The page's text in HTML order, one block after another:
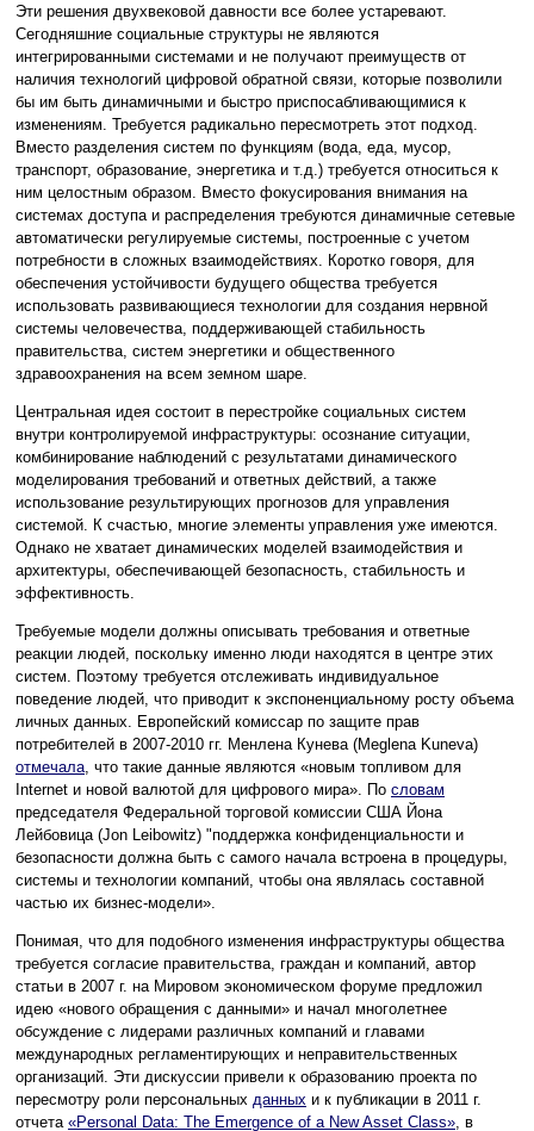
Эти решения двухвековой давности все более устаревают.
Сегодняшние социальные структуры не являются
интегрированными системами и не получают преимуществ от
наличия технологий цифровой обратной связи, которые позволили
бы им быть динамичными и быстро приспосабливающимися к
изменениям. Требуется радикально пересмотреть этот подход.
Вместо разделения систем по функциям (вода, еда, мусор,
транспорт, образование, энергетика и т.д.) требуется относиться к
ним целостным образом. Вместо фокусирования внимания на
системах доступа и распределения требуются динамичные сетевые
автоматически регулируемые системы, построенные с учетом
потребности в сложных взаимодействиях. Коротко говоря, для
обеспечения устойчивости будущего общества требуется
использовать развивающиеся технологии для создания нервной
системы человечества, поддерживающей стабильность
правительства, систем энергетики и общественного
здравоохранения на всем земном шаре.
Центральная идея состоит в перестройке социальных систем
внутри контролируемой инфраструктуры: осознание ситуации,
комбинирование наблюдений с результатами динамического
моделирования требований и ответных действий, а также
использование результирующих прогнозов для управления
системой. К счастью, многие элементы управления уже имеются.
Однако не хватает динамических моделей взаимодействия и
архитектуры, обеспечивающей безопасность, стабильность и
эффективность.
Требуемые модели должны описывать требования и ответные
реакции людей, поскольку именно люди находятся в центре этих
систем. Поэтому требуется отслеживать индивидуальное
поведение людей, что приводит к экспоненциальному росту объема
личных данных. Европейский комиссар по защите прав
потребителей в 2007-2010 гг. Менлена Кунева (Meglena Kuneva)
отмечала , что такие данные являются «новым топливом для
Internet и новой валютой для цифрового мира». По словам
председателя Федеральной торговой комиссии США Йона
Лейбовица (Jon Leibowitz) "поддержка конфиденциальности и
безопасности должна быть с самого начала встроена в процедуры,
системы и технологии компаний, чтобы она являлась составной
частью их бизнес-модели».
Понимая, что для подобного изменения инфраструктуры общества
требуется согласие правительства, граждан и компаний, автор
статьи в 2007 г. на Мировом экономическом форуме предложил
идею «нового обращения с данными» и начал многолетнее
обсуждение с лидерами различных компаний и главами
международных регламентирующих и неправительственных
организаций. Эти дискуссии привели к образованию проекта по
пересмотру роли персональных данных и к публикации в 2011 г.
отчета «Personal Data: The Emergence of a New Asset Class» , в